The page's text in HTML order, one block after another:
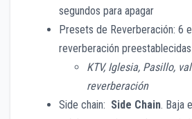
segundos para apagar
Presets de Reverberación: 6
reverberación preestablecidas
KTV, Iglesia, Pasillo,
reverberación
Side chain: Side Chain. Baja